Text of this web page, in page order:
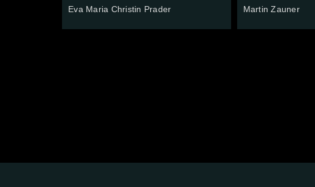
Eva Maria Christin Prader Martin Zauner